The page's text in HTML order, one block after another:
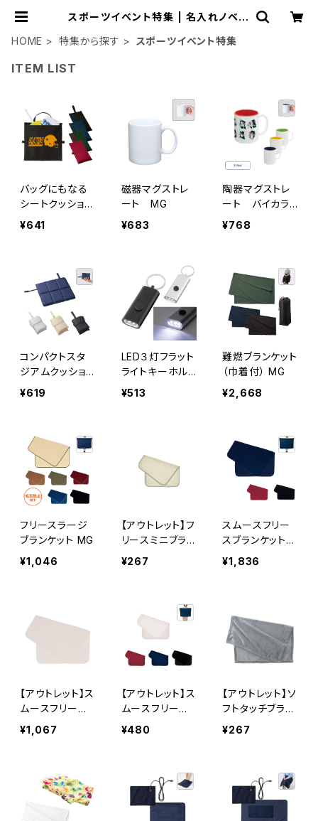
スポーツイベント特集 | 名入れノベル
HOME
特集から探す スポーツイベント特集
ITEM LIST
バッグにもなる
シートクッショ
ン MG
¥641
磁器マグストレ
ート MG
¥683
陶器マグストレ
ート バイカラ
ー MG
¥768
コンパクトスタ
ジアムクッショ
ン MG
¥619
LED３灯フラット
ライトキーホル
ダー MG
¥513
難燃ブランケット
（巾着付） MG
¥2,668
フリースラージ
ブランケット MG
¥1,046
【アウトレット】フ
リースミニブラン
ケット アイボリ
¥267
スムースフリー
スブランケット
（L） MG
¥1,836
【アウトレット】ス
ムースフリース
ブランケット（L）
アイボリー M
¥1,067
【アウトレット】ス
ムースフリース
ブランケット（S）
¥480
【アウトレット】ソ
フトタッチブラン
ケット（S） MG
¥267